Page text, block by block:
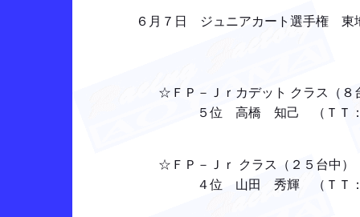
６月７日 ジュニアカート選手権
☆ＦＰ－Ｊｒカデット クラス（８
５位 高橋 知己 （ＴＴ：
☆ＦＰ－Ｊｒ クラス（２５台中）
４位 山田 秀輝 （ＴＴ：